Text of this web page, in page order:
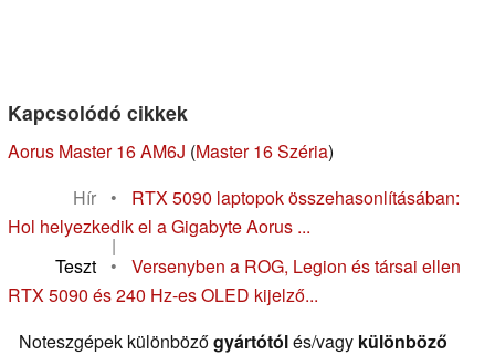
Kapcsolódó cikkek
Aorus Master 16 AM6J (Master 16 Széria)
Hír
•
RTX 5090 laptopok összehasonlításában:
Hol helyezkedik el a Gigabyte Aorus ...
|
Teszt
•
Versenyben a ROG, Legion és társai ellen
RTX 5090 és 240 Hz-es OLED kijelző...
Noteszgépek különbözőgyártótólés/vagy különböző